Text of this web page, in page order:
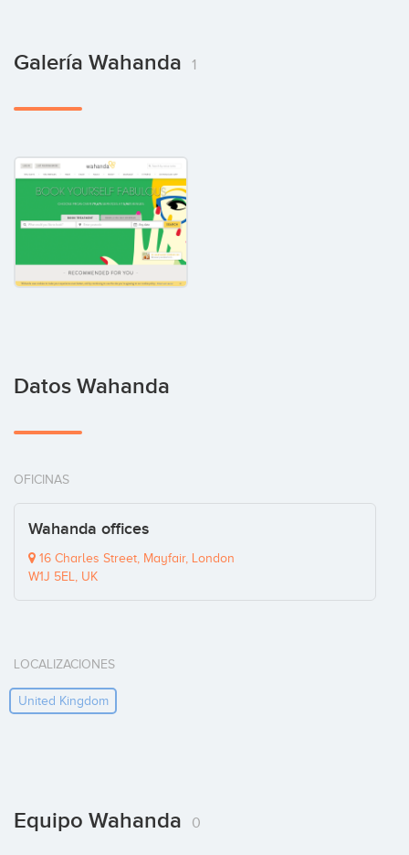
Galería Wahanda 1
Datos Wahanda
OFICINAS
Wahanda offices
16 Charles Street, Mayfair, London
W1J 5EL, UK
LOCALIZACIONES
United Kingdom
Equipo Wahanda 0